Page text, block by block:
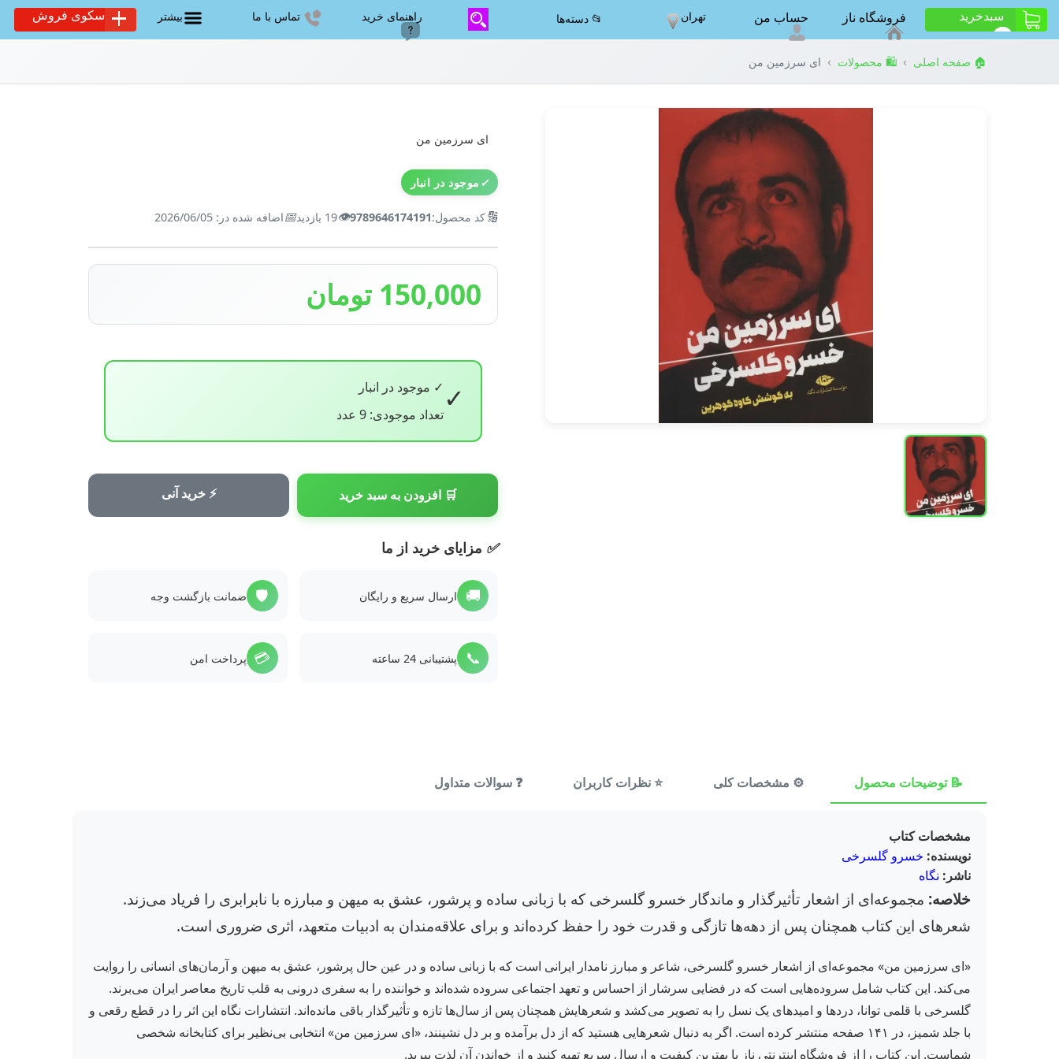
سبد‌خرید فروشگاه ناز حساب من تهران 📂 دسته‌ها راهنمای خرید تماس با ما بیشتر سکوی فروش
🏠 صفحه اصلی › 🛍️ محصولات › ای سرزمین من
ای سرزمین من
✓ موجود در انبار
🔢کد محصول:9789646174191
👁️19 بازدید 📅اضافه شده در: 2026/06/05
150,000 تومان
✓ ✓ موجود در انبار
تعداد موجودی: 9 عدد
🛒 افزودن به سبد خرید ⚡ خرید آنی
✅ مزایای خرید از ما
🚚 ارسال سریع و رایگان 🛡️ ضمانت بازگشت وجه
📞 پشتیبانی 24 ساعته 💳 پرداخت امن
📝 توضیحات محصول ⚙️ مشخصات کلی ⭐ نظرات کاربران ❓ سوالات متداول
مشخصات کتاب
نویسنده: خسرو گلسرخی
ناشر: نگاه
خلاصه: مجموعه‌ای از اشعار تأثیرگذار و ماندگار خسرو گلسرخی که با زبانی ساده و پرشور، عشق به میهن و مبارزه با نابرابری را فریاد می‌زند.
شعرهای این کتاب همچنان پس از دهه‌ها تازگی و قدرت خود را حفظ کرده‌اند و برای علاقه‌مندان به ادبیات متعهد، اثری ضروری است.
«ای سرزمین من» مجموعه‌ای از اشعار خسرو گلسرخی، شاعر و مبارز نامدار ایرانی است که با زبانی ساده و در عین حال پرشور، عشق به میهن و آرمان‌های انسانی را روایت
می‌کند. این کتاب شامل سروده‌هایی است که در فضایی سرشار از احساس و تعهد اجتماعی سروده شده‌اند و خواننده را به سفری درونی به قلب تاریخ معاصر ایران می‌برند.
گلسرخی با قلمی توانا، دردها و امیدهای یک نسل را به تصویر می‌کشد و شعرهایش همچنان پس از سال‌ها تازه و تأثیرگذار باقی مانده‌اند. انتشارات نگاه این اثر را در قطع رقعی و
با جلد شمیز، در ۱۴۱ صفحه منتشر کرده است. اگر به دنبال شعرهایی هستید که از دل برآمده و بر دل نشینند، «ای سرزمین من» انتخابی بی‌نظیر برای کتابخانه شخصی
شماست. این کتاب را از فروشگاه اینترنتی ناز با بهترین کیفیت و ارسال سریع تهیه کنید و از خواندن آن لذت ببرید.